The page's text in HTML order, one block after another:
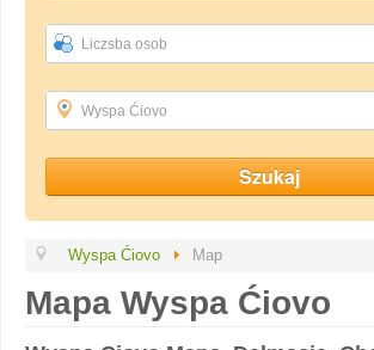
Liczsba osob
Wyspa Ćiovo
Wyspa Ćiovo Map
Mapa Wyspa Ćiovo